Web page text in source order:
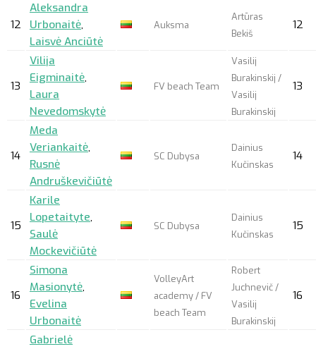
12
Aleksandra
Urbonaitė,
Laisvė Anciūtė
Auksma
Artūras
Bekiš
12
13
Vilija
Eigminaitė,
Laura
Nevedomskytė
FV beach Team
Vasilij
Burakinskij /
Vasilij
Burakinskij
13
14
Meda
Veriankaitė,
Rusnė
Andruškevičiūtė
SC Dubysa
Dainius
Kučinskas
14
15
Karile
Lopetaityte,
Saulė
Mockevičiūtė
SC Dubysa
Dainius
Kučinskas
15
16
Simona
Masionytė,
Evelina
Urbonaitė
VolleyArt
academy / FV
beach Team
Robert
Juchnevič /
Vasilij
Burakinskij
16
Gabrielė